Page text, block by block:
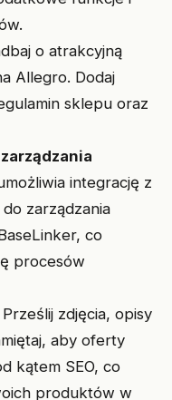
o atrakcyjną
Allegro. Dodaj
sklepu oraz
integrację z
zarządzania
co
procesów
Prześlij zdjęcia, opisy
aby oferty
kątem SEO, co
produktów w